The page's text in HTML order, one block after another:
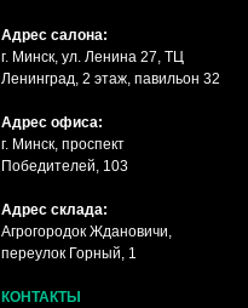
Адрес салона:
г. Минск, ул. Ленина 27, ТЦ
Ленинград, 2 этаж, павильон 32
Адрес офиса:
г. Минск, проспект
Победителей, 103
Адрес склада:
Агрогородок Ждановичи,
переулок Горный, 1
КОНТАКТЫ